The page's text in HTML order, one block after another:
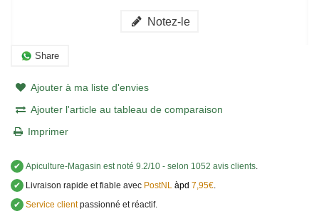
Notez-le
Share
Ajouter à ma liste d'envies
Ajouter l'article au tableau de comparaison
Imprimer
✔ Apiculture-Magasin est noté 9.2/10 - selon 1052 avis clients.
✔
Livraison rapide et fiable avec PostNL àpd 7,95€.
✔ Service clientpassionné et réactif.